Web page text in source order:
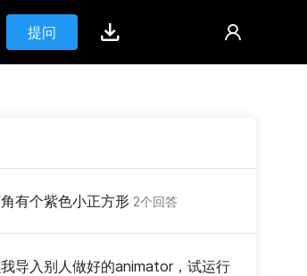
提问
有个紫色小正方形 2个回答
导入别人做好的animator，试运行